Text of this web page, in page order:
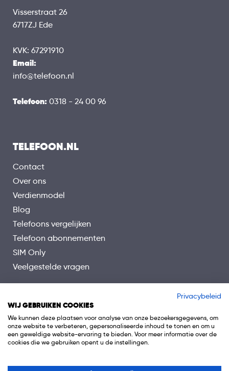
Visserstraat 26
6717ZJ Ede
KVK: 67291910
Email:
info@telefoon.nl
Telefoon: 0318 - 24 00 96
TELEFOON.NL
Contact
Over ons
Verdienmodel
Blog
Telefoons vergelijken
Telefoon abonnementen
SIM Only
Veelgestelde vragen
Privacybeleid
WIJ GEBRUIKEN COOKIES
We kunnen deze plaatsen voor analyse van onze bezoekersgegevens, om
onze website te verbeteren, gepersonaliseerde inhoud te tonen en om u
een geweldige website-ervaring te bieden. Voor meer informatie over de
cookies die we gebruiken opent u de instellingen.